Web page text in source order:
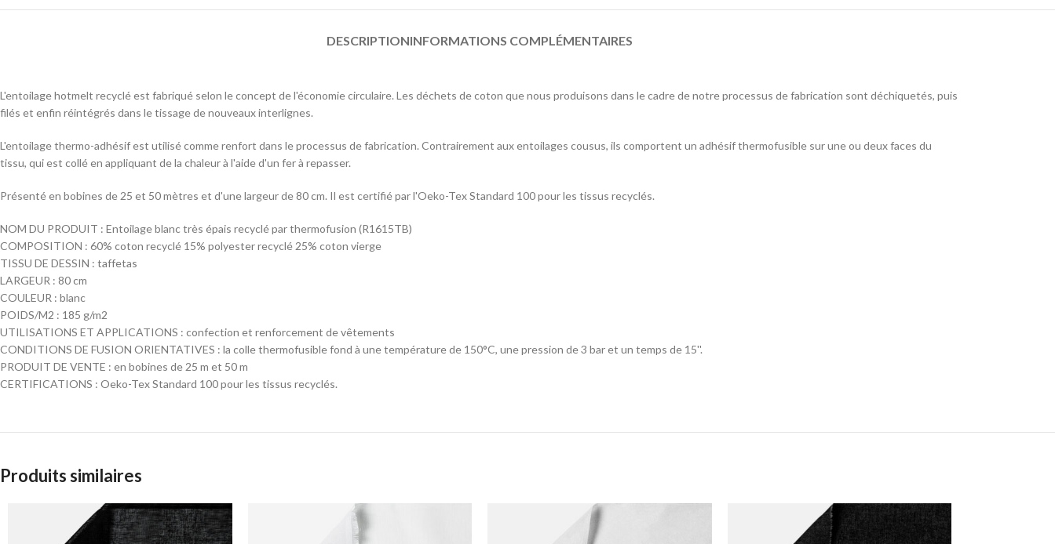
DESCRIPTIONINFORMATIONS COMPLÉMENTAIRES
L'entoilage hotmelt recyclé est fabriqué selon le concept de l'économie circulaire. Les déchets de coton que nous produisons dans le cadre de notre processus de fabrication sont déchiquetés, puis
filés et enfin réintégrés dans le tissage de nouveaux interlignes.
L'entoilage thermo-adhésif est utilisé comme renfort dans le processus de fabrication. Contrairement aux entoilages cousus, ils comportent un adhésif thermofusible sur une ou deux faces du
tissu, qui est collé en appliquant de la chaleur à l'aide d'un fer à repasser.
Présenté en bobines de 25 et 50 mètres et d'une largeur de 80 cm. Il est certifié par l'Oeko-Tex Standard 100 pour les tissus recyclés.
NOM DU PRODUIT : Entoilage blanc très épais recyclé par thermofusion (R1615TB)
COMPOSITION : 60% coton recyclé 15% polyester recyclé 25% coton vierge
TISSU DE DESSIN : taffetas
LARGEUR : 80 cm
COULEUR : blanc
POIDS/M2 : 185 g/m2
UTILISATIONS ET APPLICATIONS : confection et renforcement de vêtements
CONDITIONS DE FUSION ORIENTATIVES : la colle thermofusible fond à une température de 150°C, une pression de 3 bar et un temps de 15''.
PRODUIT DE VENTE : en bobines de 25 m et 50 m
CERTIFICATIONS : Oeko-Tex Standard 100 pour les tissus recyclés.
Produits similaires